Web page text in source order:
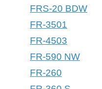
FRS-20 BDW
FR-3501
FR-4503
FR-590 NW
FR-260